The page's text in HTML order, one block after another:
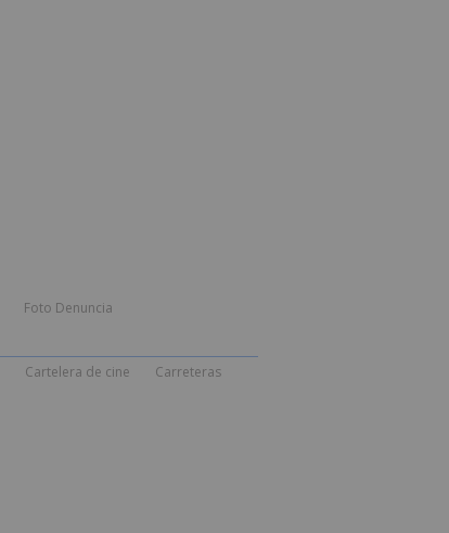
Foto Denuncia
Cartelera de cine Carreteras